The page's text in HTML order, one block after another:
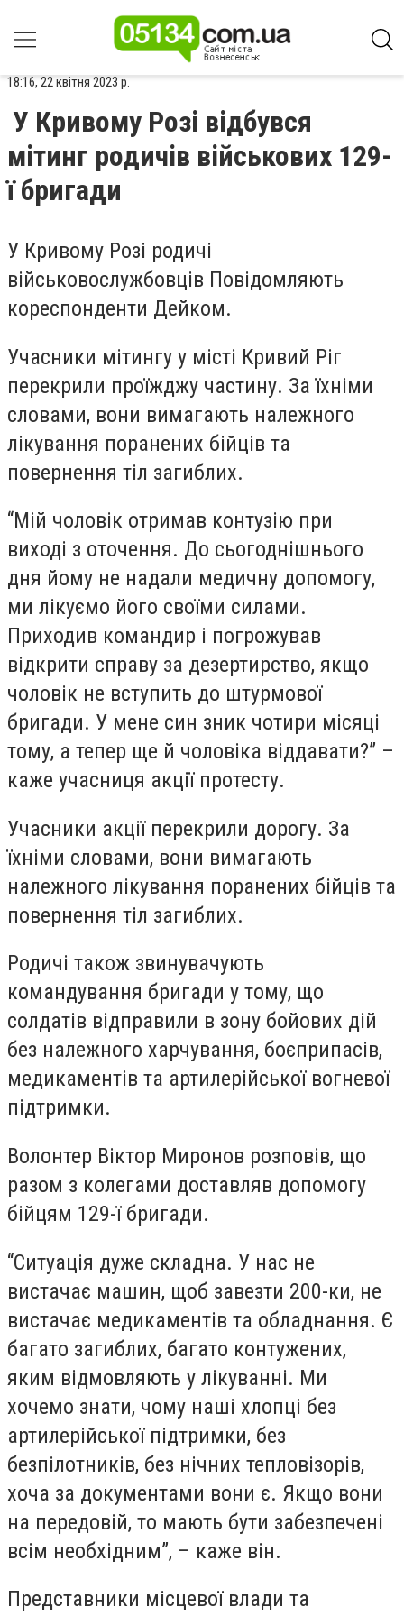
18:16, 22 квітня 2023 р.
У Кривому Розі відбувся
мітинг родичів військових 129-
ї бригади
У Кривому Розі родичі
військовослужбовців Повідомляють
кореспонденти Дейком.
Учасники мітингу у місті Кривий Ріг
перекрили проїжджу частину. За їхніми
словами, вони вимагають належного
лікування поранених бійців та
повернення тіл загиблих.
“Мій чоловік отримав контузію при
виході з оточення. До сьогоднішнього
дня йому не надали медичну допомогу,
ми лікуємо його своїми силами.
Приходив командир і погрожував
відкрити справу за дезертирство, якщо
чоловік не вступить до штурмової
бригади. У мене син зник чотири місяці
тому, а тепер ще й чоловіка віддавати?” –
каже учасниця акції протесту.
Учасники акції перекрили дорогу. За
їхніми словами, вони вимагають
належного лікування поранених бійців та
повернення тіл загиблих.
Родичі також звинувачують
командування бригади у тому, що
солдатів відправили в зону бойових дій
без належного харчування, боєприпасів,
медикаментів та артилерійської вогневої
підтримки.
Волонтер Віктор Миронов розповів, що
разом з колегами доставляв допомогу
бійцям 129-ї бригади.
“Ситуація дуже складна. У нас не
вистачає машин, щоб завезти 200-ки, не
вистачає медикаментів та обладнання. Є
багато загиблих, багато контужених,
яким відмовляють у лікуванні. Ми
хочемо знати, чому наші хлопці без
артилерійської підтримки, без
безпілотників, без нічних тепловізорів,
хоча за документами вони є. Якщо вони
на передовій, то мають бути забезпечені
всім необхідним”, – каже він.
Представники місцевої влади та